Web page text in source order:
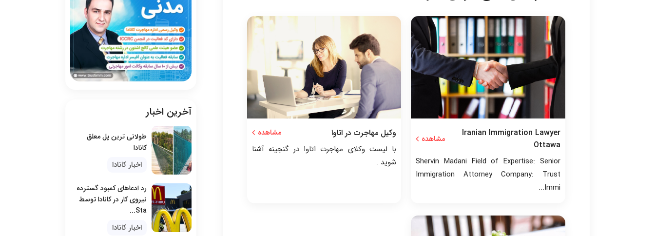
Iranian Immigration Lawyer
Ottawa
مشاهده
Shervin Madani Field of Expertise: Senior
Immigration Attorney Company: Trust
Immi...
وکیل مهاجرت در اتاوا
مشاهده
با لیست وکلای مهاجرت اتاوا در گنجینه آشنا
شوید .
آخرین اخبار
طولانی ترین پل معلق
کانادا
اخبار کانادا
رد ادعاهای کمبود گسترده
نیروی کار در کانادا توسط
Sta...
اخبار کانادا